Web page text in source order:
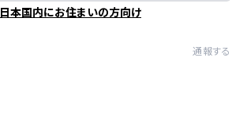
日本国内にお住まいの方向け
通報する